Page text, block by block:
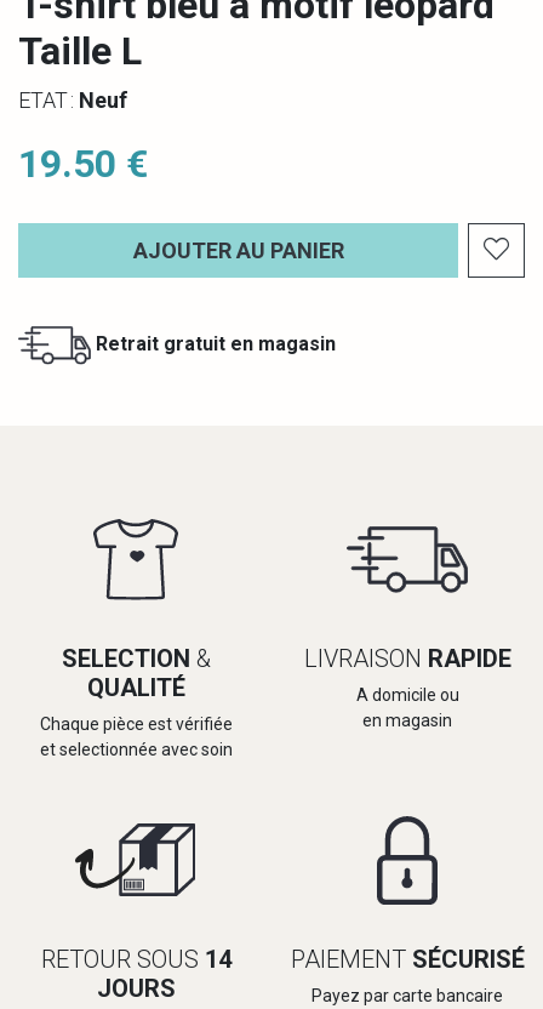
Taille L
ETAT : Neuf
19.50 €
AJOUTER AU PANIER
Retrait gratuit en magasin
SELECTION &
QUALITÉ
Chaque pièce est vérifiée
et selectionnée avec soin
LIVRAISON RAPIDE
A domicile ou
en magasin
RETOUR SOUS 14
JOURS
PAIEMENT SÉCURISÉ
Payez par carte bancaire